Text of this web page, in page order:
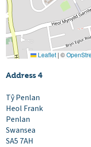
Leaflet | ©
Address 4
Tŷ Penlan
Heol Frank
Penlan
Swansea
SA5 7AH